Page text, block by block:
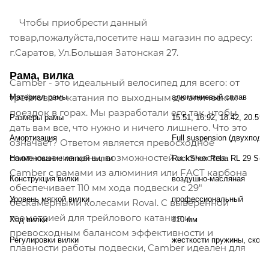
Чтобы приобрести данный
товар,пожалуйста,посетите наш магазин по адресу:
г.Саратов, Ул.Большая Затонская 27.
Camber - это идеальный велосипед для всего: от
трейлового катания по выходным до эпических
поездок в горах. Мы разработали его так, чтобы
дать вам все, что нужно и ничего лишнего. Что это
означает? Ответом является превосходное
соотношение цены, возможностей и качества.
Camber с рамами из алюминия или FACT карбона
обеспечивает 110 мм хода подвески с 29"
бескамерными колесами Roval. С выверенной
геометрией для трейлового катания и
превосходным балансом эффективности и
плавности работы подвески, Camber идеален для
Рама, вилка
Материал рамы алюминиевый сплав
Размеры рамы 15.51, 16.92, 18.42, 20.59
Амортизация Full suspension
Наименование мягкой вилки RockShox Reba RL 29
Конструкция вилки воздушно-масляная
Уровень мягкой вилки профессиональный
Ход вилки 110 мм
Регулировки вилки жесткости пружины,